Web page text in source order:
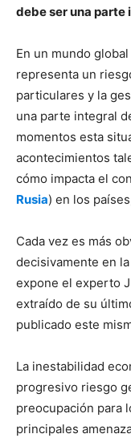
debe ser una parte
En un mundo
representa un
particulares y la
una parte integral
momentos esta
acontecimientos
cómo impacta el
Rusia) en los
Cada vez es más
decisivamente en
expone el experto
extraído de su
publicado este
La inestabilidad
progresivo riesgo
preocupación para
principales